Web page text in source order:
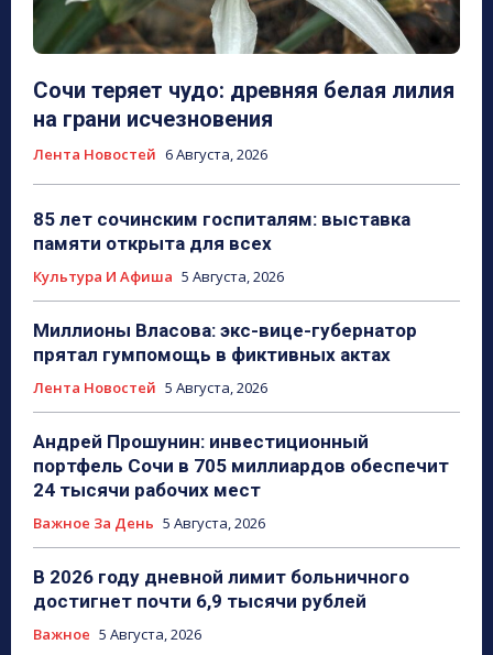
Сочи теряет чудо: древняя белая лилия
на грани исчезновения
Лента Новостей 6 Августа, 2026
85 лет сочинским госпиталям: выставка
памяти открыта для всех
Культура И Афиша 5 Августа, 2026
Миллионы Власова: экс-вице-губернатор
прятал гумпомощь в фиктивных актах
Лента Новостей 5 Августа, 2026
Андрей Прошунин: инвестиционный
портфель Сочи в 705 миллиардов обеспечит
24 тысячи рабочих мест
Важное За День 5 Августа, 2026
В 2026 году дневной лимит больничного
достигнет почти 6,9 тысячи рублей
Важное 5 Августа, 2026